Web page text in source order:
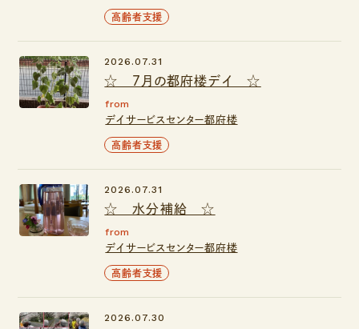
高齢者支援
☆ ７月の都府楼デイ ☆
2026.07.31
from
デイサービスセンター都府楼
高齢者支援
☆ 水分補給 ☆
2026.07.31
from
デイサービスセンター都府楼
高齢者支援
2026.07.30